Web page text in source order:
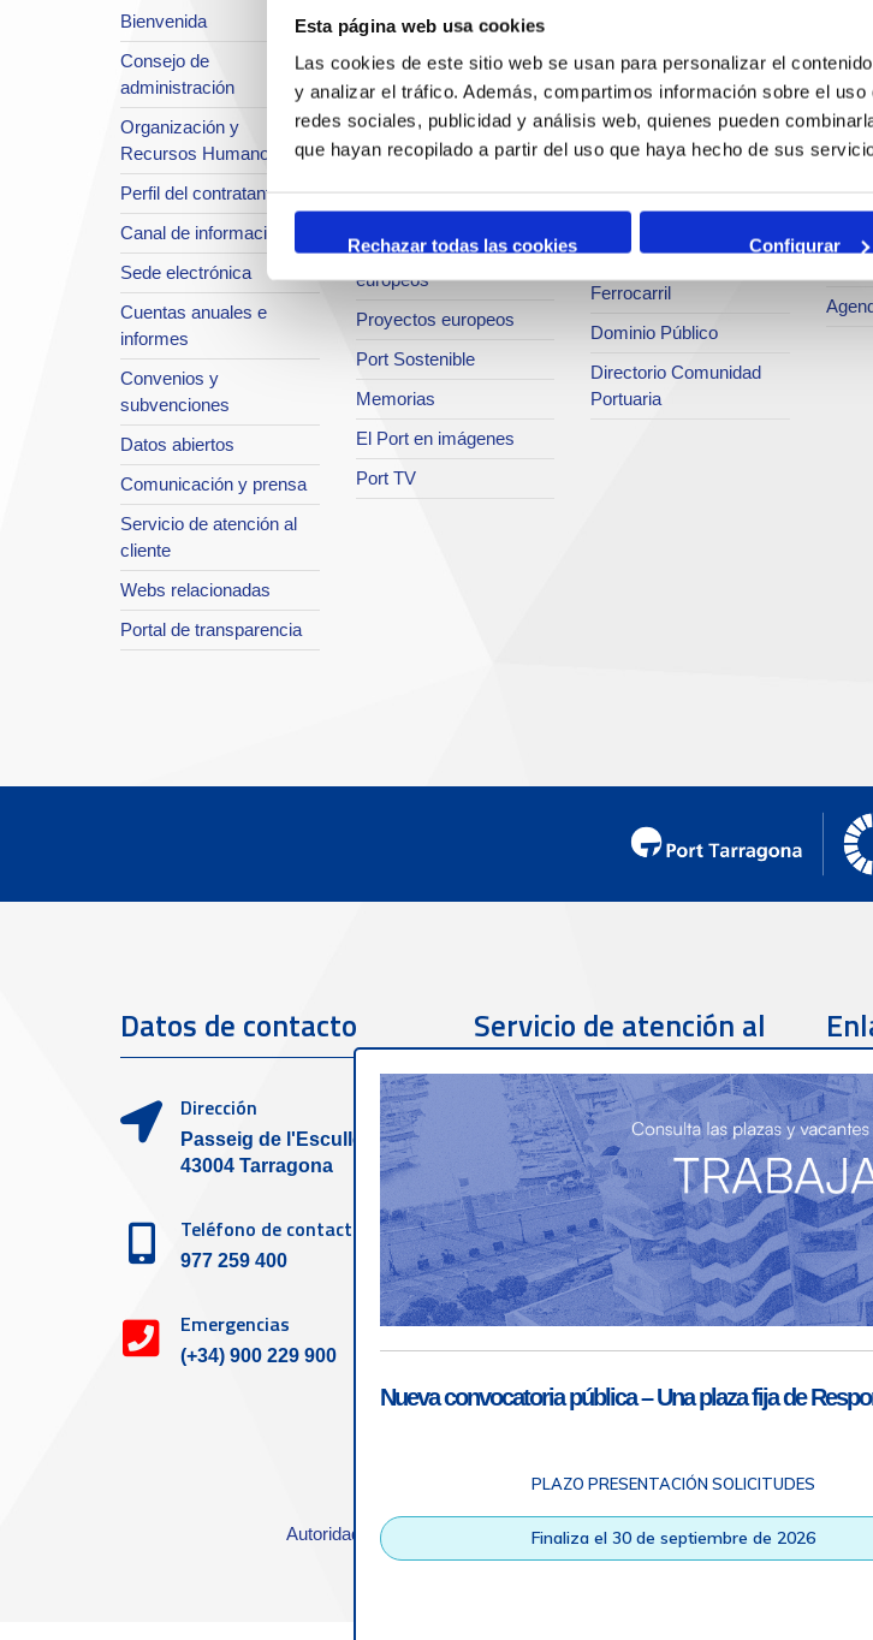
Esta página web usa cookies
Las cookies de este sitio web se usan para personalizar el
y analizar el tráfico. Además, compartimos información sobre el
redes sociales, publicidad y análisis web, quienes pueden
que hayan recopilado a partir del uso que haya hecho de sus
Rechazar todas las cookies Configurar
Bienvenida
Consejo de
administración
Organización y
Recursos Humanos
Perfil del contratante
Canal de información
Sede electrónica
Cuentas anuales e
informes
Convenios y
subvenciones
Datos abiertos
Comunicación y prensa
Servicio de atención al
cliente
Webs relacionadas
Portal de transparencia
Situación y accesos
Planificación estratégica
desarrollo
Sistema de Calidad
Innovación y proyectos
europeos
Proyectos europeos
Port Sostenible
Memorias
El Port en imágenes
Port TV
Bunkering
Servicios comerciales
Solicitud de Servicios
Centro de Acreditaciones
Faros y balizas
Ferrocarril
Dominio Público
Directorio Comunidad
Portuaria
SEA
Zona
Datos de contacto
Dirección
Passeig de l'Escullera s/n,
43004 Tarragona
Teléfono de contacto
977 259 400
Emergencias
(+34) 900 229 900
Servicio de atención al
cliente
Teléfono de contacto
977 259 462
Email de contacto
sac@porttarragona.cat
Información SAC
Accesibilidad| Nota legal| Info RGPD| Información
Autoridad Portuaria de Tarragona © Todos los derechos reservados |
Nueva convocatoria pública – Una plaza fija de
PLAZO PRESENTACIÓN SOLICITUDES
Finaliza el 30 de septiembre de 2026